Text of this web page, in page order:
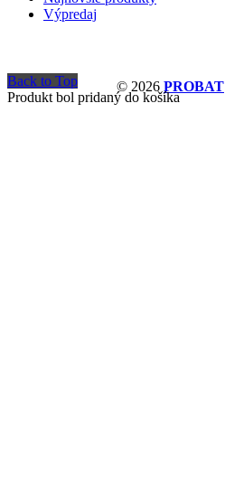
Výpredaj
© 2026 PROBAT
Back to Top
Produkt bol pridaný do košíka